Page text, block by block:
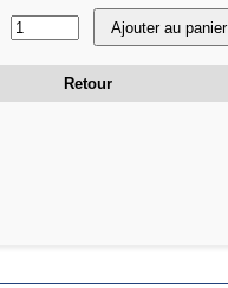
Ajouter au panier
Retour